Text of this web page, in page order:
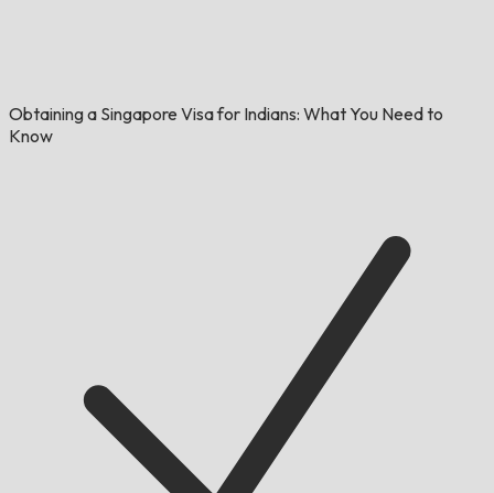
Obtaining a Singapore Visa for Indians: What You Need to
Know